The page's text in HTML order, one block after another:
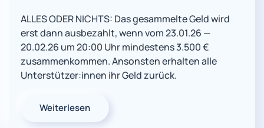
ALLES ODER NICHTS: Das gesammelte Geld wird
erst dann ausbezahlt, wenn vom 23.01.26 —
20.02.26 um 20:00 Uhr mindestens 3.500 €
zusammenkommen. Ansonsten erhalten alle
Unterstützer:innen ihr Geld zurück.
Weiterlesen